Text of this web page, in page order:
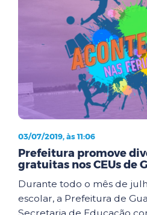
03/07/2019, às 11:06
Prefeitura promove
gratuitas nos CEUs de
Durante todo o mês de
escolar, a Prefeitura de